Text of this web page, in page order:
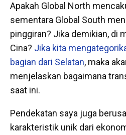
Apakah Global North
sementara Global South
pinggiran? Jika demikian, di
Cina? Jika kita
bagian dari Selatan, maka
menjelaskan bagaimana
saat ini.
Pendekatan saya juga
karakteristik unik dari